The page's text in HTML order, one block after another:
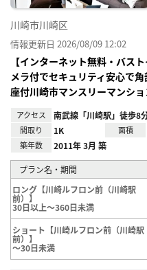
川崎市川崎区
情報更新日 2026/08/09 12:02
【インターネット無料・バス
メラ付でセキュリティ安心で
座付川崎市マンスリーマンシ
アクセス 南武線「川崎駅」徒歩8
間取り 1K 面積
築年数 2011年 3月 築
プラン名・期間
ロング【川崎ルフロン前（川崎駅
前）】
30日以上～360日未満
ショート【川崎ルフロン前（川崎駅
前）】
～30日未満